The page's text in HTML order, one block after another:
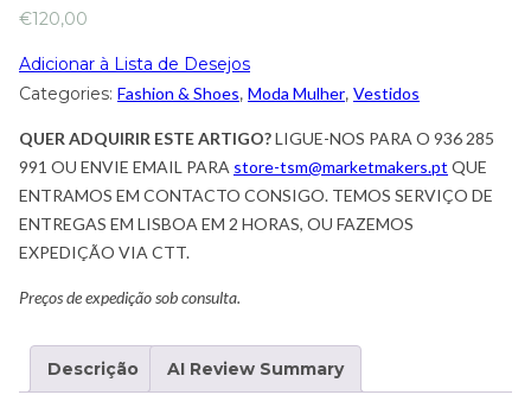
€120,00
Adicionar à Lista de Desejos
Categories: Fashion & Shoes, Moda Mulher, Vestidos
QUER ADQUIRIR ESTE ARTIGO?LIGUE-NOS PARA O 936 285
991 OU ENVIE EMAIL PARA store-tsm@marketmakers.pt QUE
ENTRAMOS EM CONTACTO CONSIGO. TEMOS SERVIÇO DE
ENTREGAS EM LISBOA EM 2 HORAS, OU FAZEMOS
EXPEDIÇÃO VIA CTT.
Preços de expedição sob consulta.
Descrição AI Review Summary